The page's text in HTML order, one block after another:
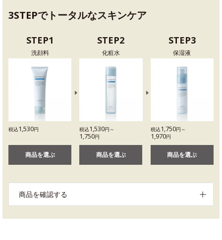
3STEPでトータルなスキンケア
STEP1
洗顔料
税込1,530円
商品を選ぶ
STEP2
化粧水
税込1,530円～
1,750円
商品を選ぶ
STEP3
保湿液
税込1,750円～
1,970円
商品を選ぶ
商品を確認する